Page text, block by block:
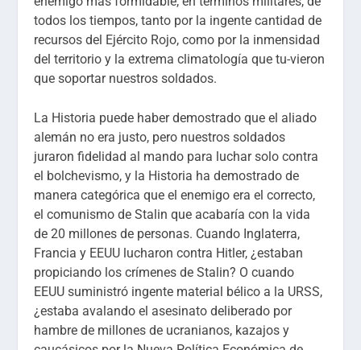
todos los tiempos, tanto por la ingente cantidad de
recursos del Ejército Rojo, como por la inmensidad
del territorio y la extrema climatología que tu-vieron
que soportar nuestros soldados.
La Historia puede haber demostrado que el aliado
alemán no era justo, pero nuestros soldados
juraron fidelidad al mando para luchar solo contra
el bolchevismo, y la Historia ha demostrado de
manera categórica que el enemigo era el correcto,
el comunismo de Stalin que acabaría con la vida
de 20 millones de personas. Cuando Inglaterra,
Francia y EEUU lucharon contra Hitler, ¿estaban
propiciando los crímenes de Stalin? O cuando
EEUU suministró ingente material bélico a la URSS,
¿estaba avalando el asesinato deliberado por
hambre de millones de ucranianos, kazajos y